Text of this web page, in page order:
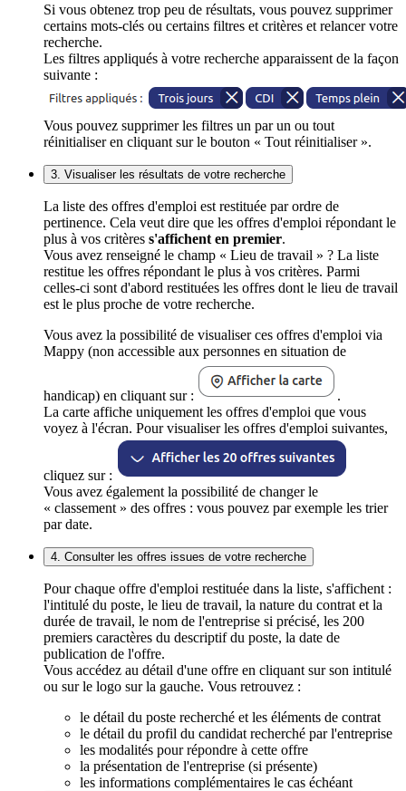
Si vous obtenez trop peu de résultats, vous pouvez supprimer
certains mots-clés ou certains filtres et critères et relancer votre
recherche.
Les filtres appliqués à votre recherche apparaissent de la façon
suivante :
Vous pouvez supprimer les filtres un par un ou tout
réinitialiser en cliquant sur le bouton « Tout réinitialiser ».
3. Visualiser les résultats de votre recherche
La liste des offres d'emploi est restituée par ordre de
pertinence. Cela veut dire que les offres d'emploi répondant le
plus à vos critères s'affichent en premier.
Vous avez renseigné le champ « Lieu de travail » ? La liste
restitue les offres répondant le plus à vos critères. Parmi
celles-ci sont d'abord restituées les offres dont le lieu de travail
est le plus proche de votre recherche.
Vous avez la possibilité de visualiser ces offres d'emploi via
Mappy (non accessible aux personnes en situation de
handicap) en cliquant sur :
.
La carte affiche uniquement les offres d'emploi que vous
voyez à l'écran. Pour visualiser les offres d'emploi suivantes,
cliquez sur :
Vous avez également la possibilité de changer le
« classement » des offres : vous pouvez par exemple les trier
par date.
4. Consulter les offres issues de votre recherche
Pour chaque offre d'emploi restituée dans la liste, s'affichent :
l'intitulé du poste, le lieu de travail, la nature du contrat et la
durée de travail, le nom de l'entreprise si précisé, les 200
premiers caractères du descriptif du poste, la date de
publication de l'offre.
Vous accédez au détail d'une offre en cliquant sur son intitulé
ou sur le logo sur la gauche. Vous retrouvez :
le détail du poste recherché et les éléments de contrat
le détail du profil du candidat recherché par l'entreprise
les modalités pour répondre à cette offre
la présentation de l'entreprise (si présente)
les informations complémentaires le cas échéant